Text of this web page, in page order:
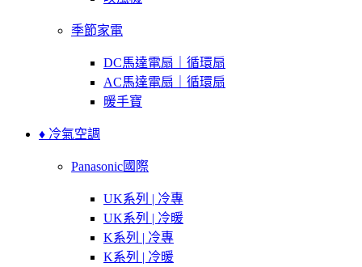
季節家電
DC馬達電扇｜循環扇
AC馬達電扇｜循環扇
暖手寶
♦ 冷氣空調
Panasonic國際
UK系列 | 冷專
UK系列 | 冷暖
K系列 | 冷專
K系列 | 冷暖